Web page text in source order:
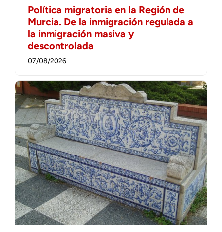
Política migratoria en la Región de
Murcia. De la inmigración regulada a
la inmigración masiva y
descontrolada
07/08/2026